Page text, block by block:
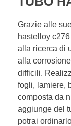
Grazie alle
hastelloy
alla ricerca di
alla
difficili.
fogli, lamiere,
composta da
aggiunge del
potrai